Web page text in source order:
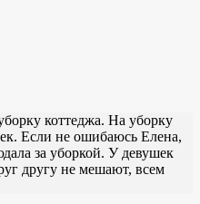
коттеджа. На уборку
Если не ошибаюсь Елена,
за уборкой. У девушек
другу не мешают, всем